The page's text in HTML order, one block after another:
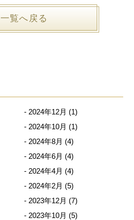
一覧へ戻る
2024年12月 (1)
2024年10月 (1)
2024年8月 (4)
2024年6月 (4)
2024年4月 (4)
2024年2月 (5)
2023年12月 (7)
2023年10月 (5)